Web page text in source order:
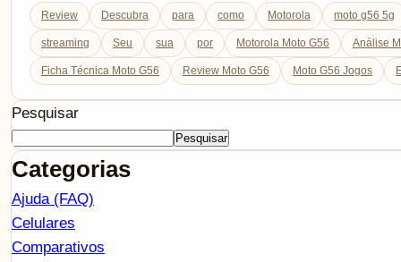
Review Descubra para como Motorola moto g56 5g
streaming Seu sua por Motorola Moto G56 Análise
Ficha Técnica Moto G56 Review Moto G56 Moto G56 Jogos
Pesquisar
Pesquisar
Categorias
Ajuda (FAQ)
Celulares
Comparativos